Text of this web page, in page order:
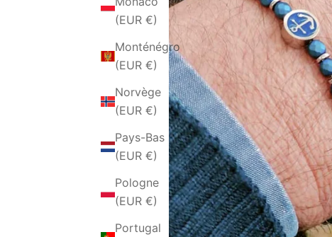
(EUR €)
Monténégro
(EUR €)
Norvège
(EUR €)
Pays-Bas
(EUR €)
Pologne
(EUR €)
Portugal